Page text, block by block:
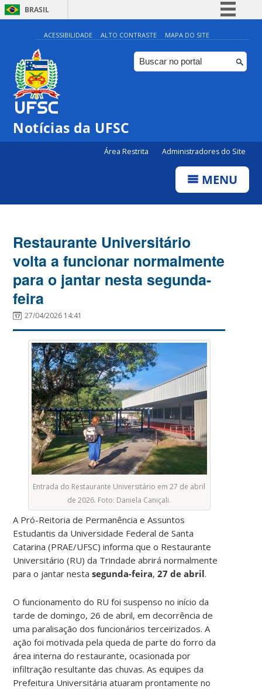
BRASIL
Simplifique!
Comunica BR
Participe
ACESSIBILIDADE ALTO CONTRASTE MAPA DO SITE
Notícias da UFSC
Área Restrita Administradores do Site
MENU
Restaurante Universitário
volta a funcionar normalmente
para o jantar nesta segunda-
feira
27/04/2026 14:41
Entrada do Restaurante Universitário em 27 de abril
de 2026. Foto: Daniela Caniçali.
A Pró-Reitoria de Permanência e Assuntos
Estudantis da Universidade Federal de Santa
Catarina (PRAE/UFSC) informa que o Restaurante
Universitário (RU) da Trindade abrirá normalmente
para o jantar nestasegunda-feira,27 de abril.
O funcionamento do RU foi suspenso no início da
tarde de domingo, 26 de abril, em decorrência de
uma paralisação dos funcionários terceirizados. A
ação foi motivada pela queda de parte do forro da
área interna do restaurante, ocasionada por
infiltração resultante das chuvas. As equipes da
Prefeitura Universitária atuaram prontamente no